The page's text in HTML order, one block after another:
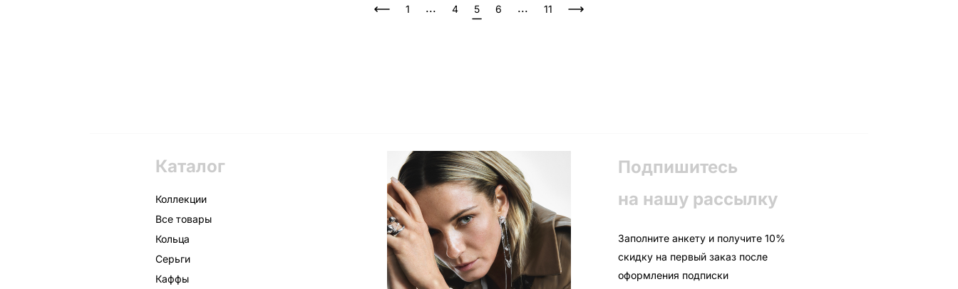
1 ... 4 5 6 ... 11
Каталог
Коллекции
Все товары
Кольца
Серьги
Каффы
Подпишитесь
на нашу рассылку
Заполните анкету и получите 10%
скидку на первый заказ после
оформления подписки